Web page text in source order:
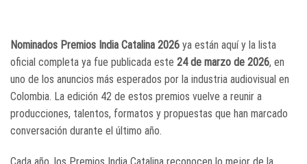
Nominados Premios India Catalina 2026 ya están aquí y la lista
oficial completa ya fue publicada este 24 de marzo de 2026, en
uno de los anuncios más esperados por la industria audiovisual en
Colombia. La edición 42 de estos premios vuelve a reunir a
producciones, talentos, formatos y propuestas que han marcado
conversación durante el último año.